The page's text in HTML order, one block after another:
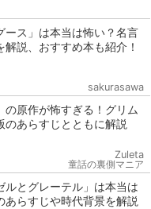
ース」は本当は怖い？名言
解説、おすすめ本も紹介！
sakurasawa
の原作が怖すぎる！グリム
のあらすじとともに解説
Zuleta
童話の裏側マニア
ルとグレーテル」は本当は
あらすじや時代背景を解説